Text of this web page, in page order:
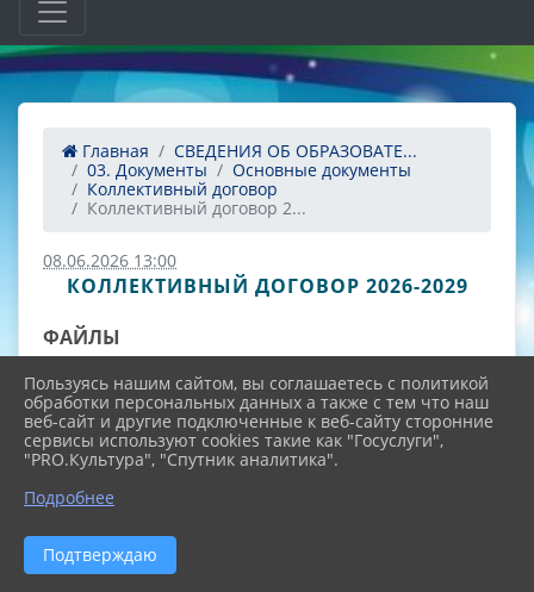
Главная
СВЕДЕНИЯ ОБ ОБРАЗОВАТЕ...
03. Документы
Основные документы
Коллективный договор
Коллективный договор 2...
08.06.2026 13:00
КОЛЛЕКТИВНЫЙ ДОГОВОР 2026-2029
ФАЙЛЫ
Коллективный договор 2026-2029
(58.5 MiB)
Изменения в коллективный договор
Пользуясь нашим сайтом, вы соглашаетесь с политикой
обработки персональных данных а также с тем что наш
веб-сайт и другие подключенные к веб-сайту сторонние
сервисы используют cookies такие как "Госуслуги",
"PRO.Культура", "Спутник аналитика".
Подробнее
Подтверждаю